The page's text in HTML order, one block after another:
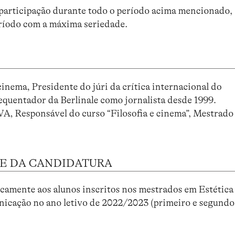
durante todo o período acima mencionado,
com a máxima seriedade.
Presidente do júri da crítica internacional do
da Berlinale como jornalista desde 1999.
Responsável do curso “Filosofia e cinema”, Mestrado
DA CANDIDATURA
aos alunos inscritos nos mestrados em Estética
no ano letivo de 2022/2023 (primeiro e segundo